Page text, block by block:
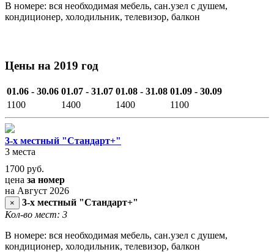
В номере: вся необходимая мебель, сан.узел с душем,
кондиционер, холодильник, телевизор, балкон
Цены на 2019 год
01.06 - 30.06 01.07 - 31.07 01.08 - 31.08 01.09 - 30.09
1100
1400 1400 1100
3-х местный "Стандарт+"
3 места
1700 руб.
цена за номер
на Август 2026
×
3-х местный "Стандарт+"
Кол-во мест: 3
В номере: вся необходимая мебель, сан.узел с душем,
кондиционер, холодильник, телевизор, балкон